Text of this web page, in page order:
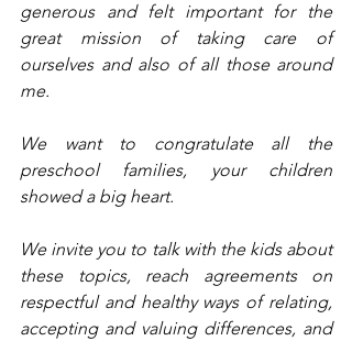
generous and felt important for the
great mission of taking care of
ourselves and also of all those around
me.
We want to congratulate all the
preschool families, your children
showed a big heart.
We invite you to talk with the kids about
these topics, reach agreements on
respectful and healthy ways of relating,
accepting and valuing differences, and